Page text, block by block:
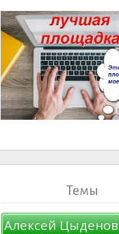
Темы
Алексей Цыденов